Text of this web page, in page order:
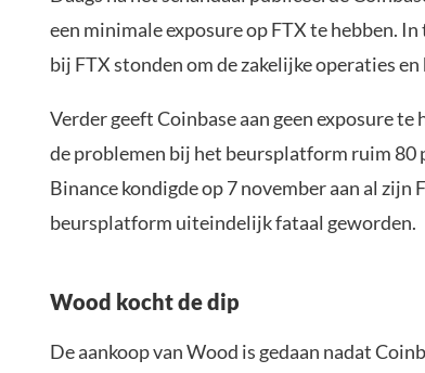
een minimale exposure op FTX te hebben.
bij FTX stonden om de zakelijke operaties
Verder geeft Coinbase aan geen exposure te
de problemen bij het beursplatform ruim 80
Binance kondigde op 7 november aan al zijn
beursplatform uiteindelijk fataal geworden.
Wood kocht de dip
De aankoop van Wood is gedaan nadat